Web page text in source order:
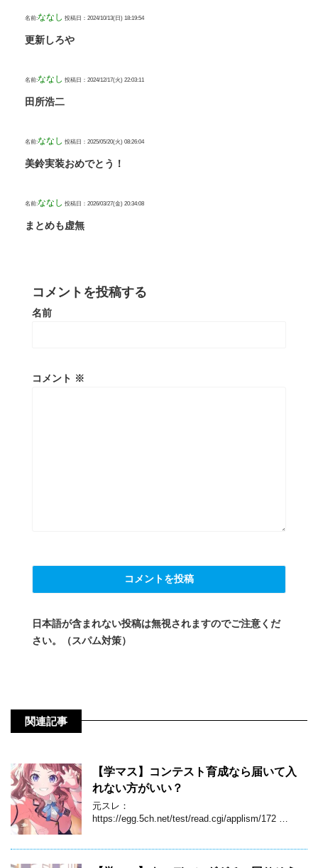
名前:ななし 投稿日：2024/10/13(日) 18:19:54
更新しろや
名前:ななし 投稿日：2024/12/17(火) 22:03:11
田所浩二
名前:ななし 投稿日：2025/05/20(火) 08:26:04
美鈴実装おめでとう！
名前:ななし 投稿日：2026/03/27(金) 20:34:08
まとめも虚無
コメントを投稿する
名前
コメント ※
日本語が含まれない投稿は無視されますのでご注意くだ
さい。（スパム対策）
関連記事
【学マス】コンテスト育成なら届いて入
れない方がいい？
元スレ：
https://egg.5ch.net/test/read.cgi/applism/172 …